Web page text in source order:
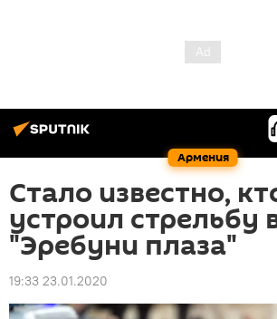
Армения
Стало известно,
устроил стрельбу
"Эребуни плаза"
19:33 23.01.2020